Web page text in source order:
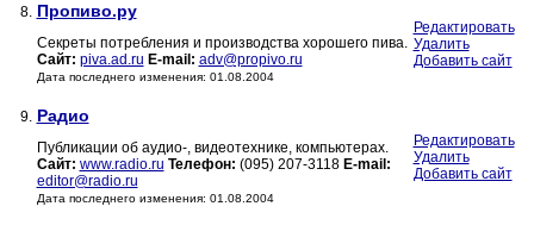
8. Пропиво.ру
Секреты потребления и производства хорошего пива.
Сайт: piva.ad.ru E-mail: adv@propivo.ru
Дата последнего изменения: 01.08.2004
Редактировать
Удалить
Добавить сайт
9. Радио
Публикации об аудио-, видеотехнике, компьютерах.
Сайт: www.radio.ru Телефон: (095) 207-3118 E-mail:
editor@radio.ru
Дата последнего изменения: 01.08.2004
Редактировать
Удалить
Добавить сайт